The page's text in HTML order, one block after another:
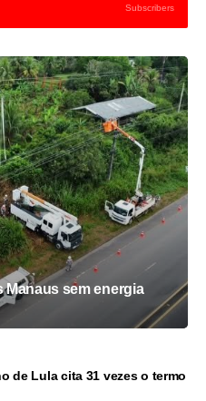
Subscribers
sem energia
de Lula cita 31 vezes o termo